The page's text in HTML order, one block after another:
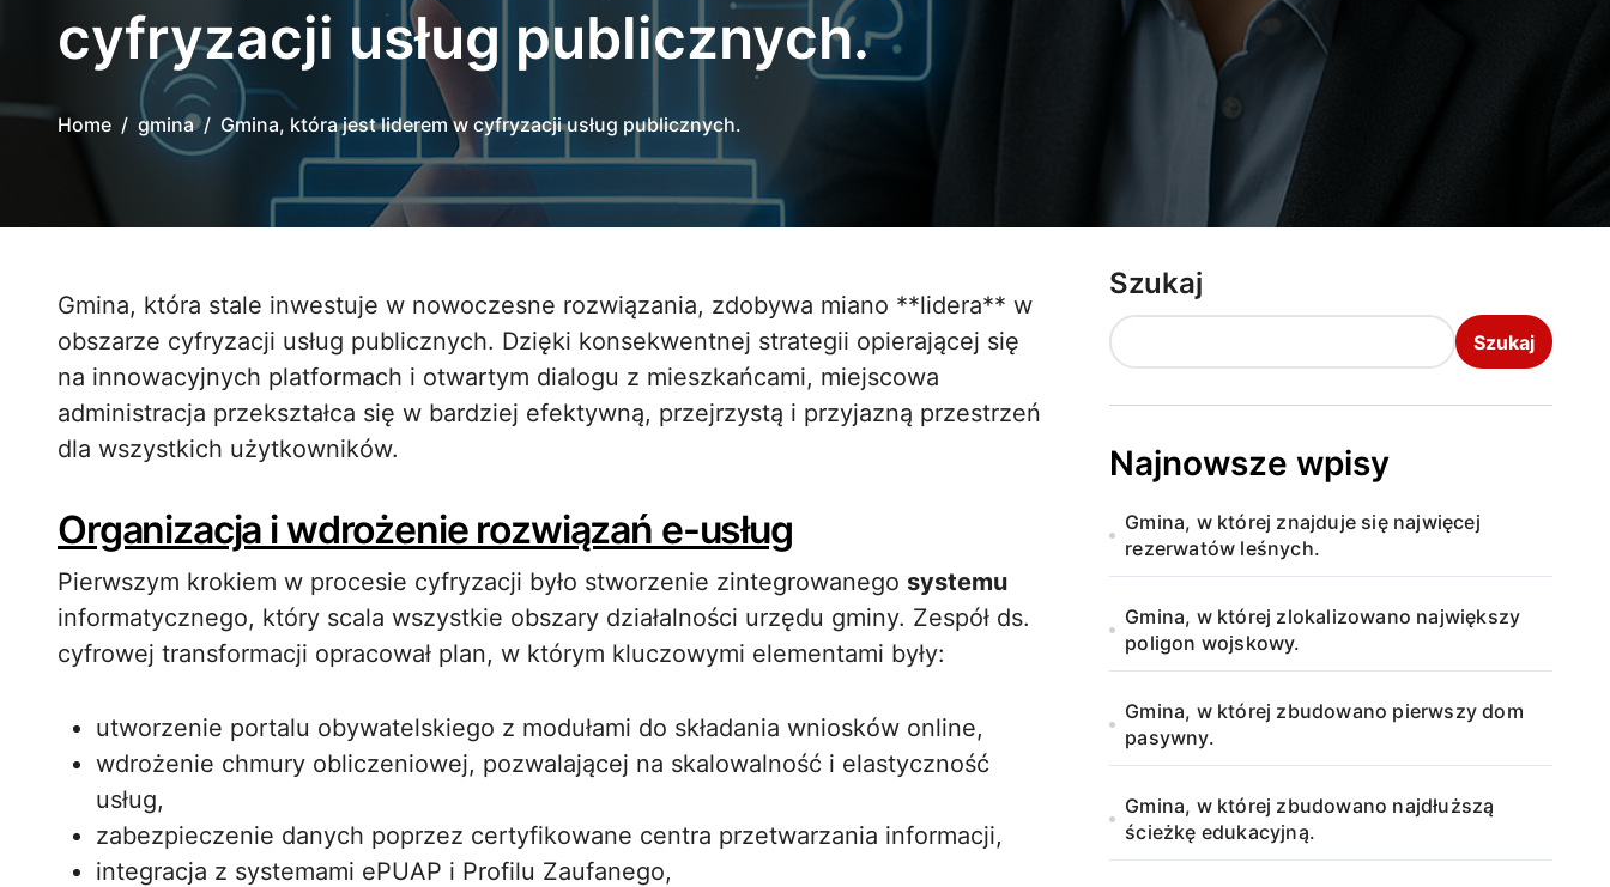
cyfryzacji usług publicznych.
Home gmina Gmina, która jest liderem w cyfryzacji usług publicznych.
Gmina, która stale inwestuje w nowoczesne rozwiązania, zdobywa miano **lidera** w
obszarze cyfryzacji usług publicznych. Dzięki konsekwentnej strategii opierającej się
na innowacyjnych platformach i otwartym dialogu z mieszkańcami, miejscowa
administracja przekształca się w bardziej efektywną, przejrzystą i przyjazną przestrzeń
dla wszystkich użytkowników.
Organizacja i wdrożenie rozwiązań e-usług
Pierwszym krokiem w procesie cyfryzacji było stworzenie zintegrowanego systemu
informatycznego, który scala wszystkie obszary działalności urzędu gminy. Zespół ds.
cyfrowej transformacji opracował plan, w którym kluczowymi elementami były:
utworzenie portalu obywatelskiego z modułami do składania wniosków online,
wdrożenie chmury obliczeniowej, pozwalającej na skalowalność i elastyczność
usług,
zabezpieczenie danych poprzez certyfikowane centra przetwarzania informacji,
integracja z systemami ePUAP i Profilu Zaufanego,
Szukaj
Szukaj
Najnowsze wpisy
Gmina, w której znajduje się najwięcej
rezerwatów leśnych.
Gmina, w której zlokalizowano największy
poligon wojskowy.
Gmina, w której zbudowano pierwszy dom
pasywny.
Gmina, w której zbudowano najdłuższą
ścieżkę edukacyjną.